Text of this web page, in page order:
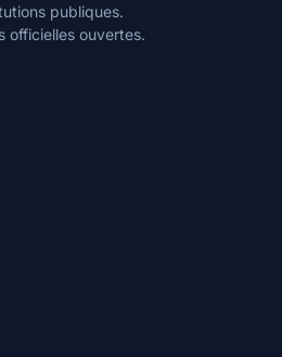
publiques.
officielles ouvertes.